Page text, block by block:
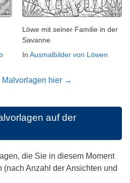
Löwe mit seiner Familie in der
Savanne
In Ausmalbilder von Löwen
Malvorlagen hier →
auf der
die Sie in diesem Moment
(nach Anzahl der Ansichten und